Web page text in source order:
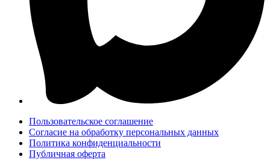
Пользовательское соглашение
Согласие на обработку персональных данных
Политика конфиденциальности
Публичная оферта